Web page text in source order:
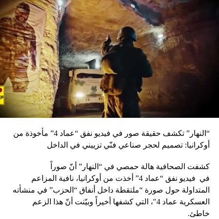
“النهار” تكشف حقيقة صور في فيديو نفق “عماد 4” مأخوذة من
أوكرانيا: تصميم لحجر صناعي فنّي تزييني في الداخل
كشفت الصحافية هالة حمصي في “النهار” أنّ صوراً
في فيديو
نفق “عماد 4” أخذت من أوكرانيا، نافية المزاعم
المتداولة حول صورة “ملتقطة داخل أنفاق “الحزب” في منشأته
العسكرية عماد 4″، التي كشفها أخيراً وبيّنت أنّ هذا الزعم
خاطئ.